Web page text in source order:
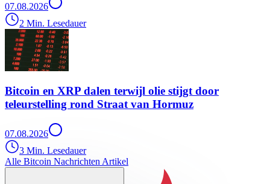
07.08.2026
2 Min. Lesedauer
Bitcoin en XRP dalen terwijl olie stijgt door
teleurstelling rond Straat van Hormuz
07.08.2026
3 Min. Lesedauer
Alle Bitcoin Nachrichten Artikel